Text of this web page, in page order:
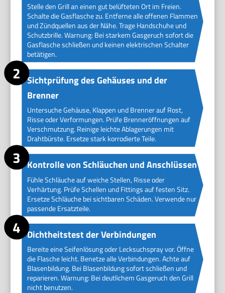
Stelle den Grill an einen gut belüfteten Ort im Freien.
Schalte die Gasflasche zu. Entferne alle offenen Flammen
und Zündquellen aus der Nähe. Trage Handschuhe und
Schutzbrille. Warnung: Bei starkem Gasgeruch sofort die
Gasflasche schließen und keinen elektrischen Schalter
betätigen.
Sichtprüfung des Gehäuses und der
Brenner
Untersuche Gehäuse, Klappen und Brenner auf Rost,
Risse oder Verformungen. Prüfe Brenneröffnungen auf
Verschmutzung. Reinige leichte Ablagerungen mit
Drahtbürste. Ersetze stark korrodierte Teile.
Kontrolle von Schläuchen und Anschlüssen
Fühle Schläuche auf weiche Stellen, Risse oder
Verhärtung. Prüfe Schellen und Fittings auf festen Sitz.
Ersetze Schläuche bei sichtbaren Schäden. Verwende nur
passende Ersatzteile.
Dichtheitstest der Verbindungen
Bereite eine Seifenlösung oder Lecksuchspray vor. Öffne
die Flasche leicht. Benetze alle Verbindungen. Achte auf
Blasenbildung. Bei Blasenbildung sofort schließen und
reparieren. Warnung: Bei deutlichem Gasgeruch den Grill
nicht benutzen.